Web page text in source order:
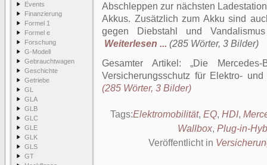
Events
Finanzierung
Formel 1
Formel e
Forschung
G-Modell
Gebrauchtwagen
Geschichte
Getriebe
GL
GLA
GLB
GLC
GLE
GLK
GLS
GT
Abschleppen zur nächsten
Akkus. Zusätzlich zum Akku sind
gegen Diebstahl und
Weiterlesen ... (285 Wörter, 3 Bilder)
Gesamter Artikel:
Die
Versicherungsschutz für Elektro- und
(285 Wörter, 3 Bilder)
Tags:Elektromobilität, EQ, HDI,
Wallbox, Plug-in-
Veröffentlicht in